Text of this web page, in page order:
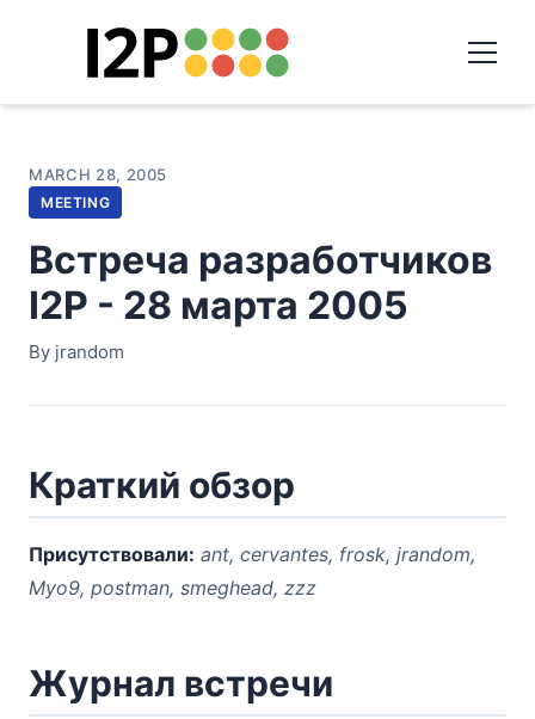
MARCH 28, 2005
MEETING
Встреча разработчиков
I2P - 28 марта 2005
By jrandom
Краткий обзор
Присутствовали: ant, cervantes, frosk, jrandom,
Myo9, postman, smeghead, zzz
Журнал встречи